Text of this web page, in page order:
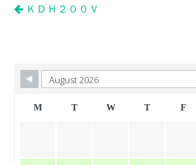
投
ビ
ゲ
ＫＤＨ２００Ｖ
M T W T F